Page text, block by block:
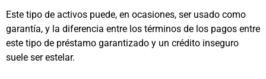
Este tipo de activos puede, en ocasiones, ser usado como
garantía, y la diferencia entre los términos de los pagos entre
este tipo de préstamo garantizado y un crédito inseguro
suele ser estelar.